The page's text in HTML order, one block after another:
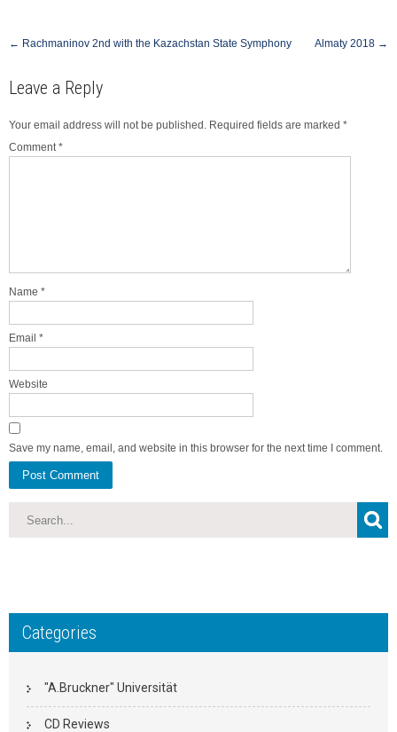
Post
navigation
← Rachmaninov 2nd with the Kazachstan State Symphony Almaty 2018 →
Leave a Reply
Your email address will not be published. Required fields are marked *
Comment*
Name *
Email *
Website
Save my name, email, and website in this browser for the next time I comment.
Categories
"A.Bruckner" Universität
CD Reviews